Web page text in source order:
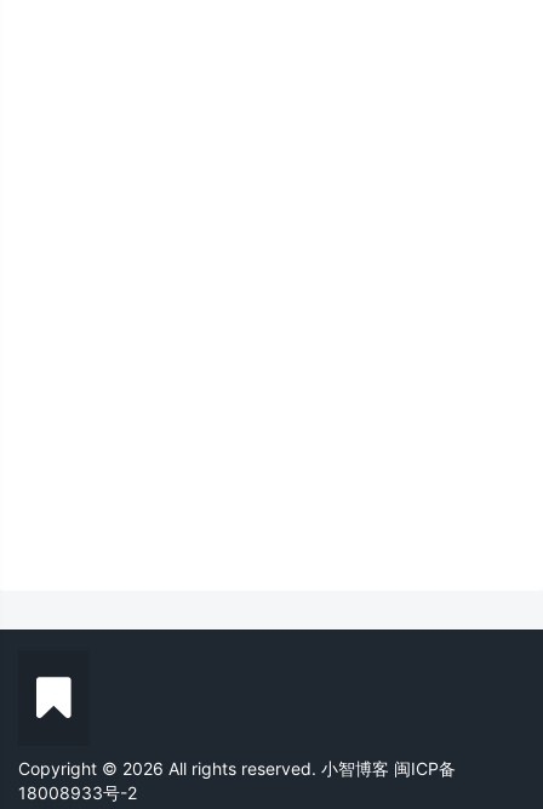
Copyright © 2026 All rights reserved. 小智博客 闽ICP备
18008933号-2